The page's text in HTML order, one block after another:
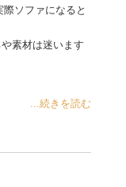
ソファになると
素材は迷います
...続きを読む